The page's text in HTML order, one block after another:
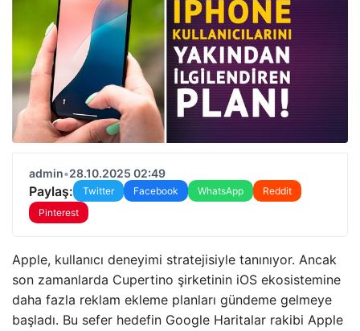
admin•28.10.2025 02:49
Paylaş: Twitter Facebook WhatsApp
Reddit
Pinterest
Apple, kullanıcı deneyimi stratejisiyle tanınıyor. Ancak
son zamanlarda Cupertino şirketinin iOS ekosistemine
daha fazla reklam ekleme planları gündeme gelmeye
başladı. Bu sefer hedefin Google Haritalar rakibi Apple